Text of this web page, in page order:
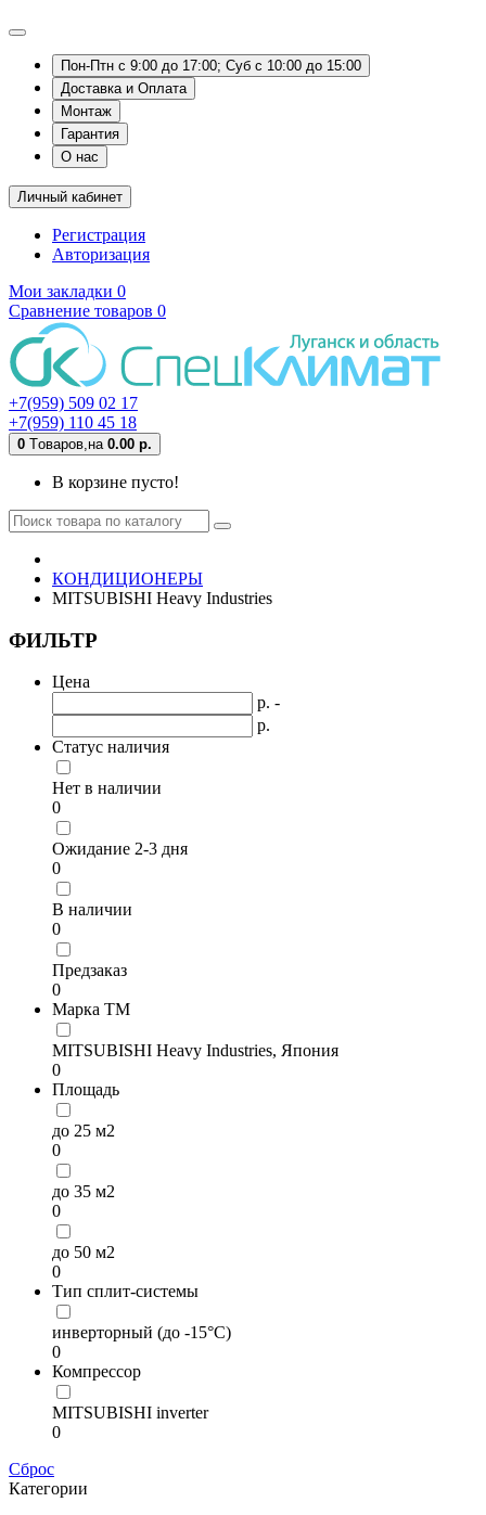
Пон-Птн с 9:00 до 17:00; Суб с 10:00 до 15:00
Доставка и Оплата
Монтаж
Гарантия
О нас
Личный кабинет
Регистрация
Авторизация
Мои закладки 0
Сравнение товаров 0
+7(959) 509 02 17
+7(959) 110 45 18
0 Tоваров,на 0.00 р.
В корзине пусто!
КОНДИЦИОНЕРЫ
MITSUBISHI Heavy Industries
ФИЛЬТР
Цена
р. -
р.
Статус наличия
Нет в наличии
0
Ожидание 2-3 дня
0
В наличии
0
Предзаказ
0
Марка ТМ
MITSUBISHI Heavy Industries, Япония
0
Площадь
до 25 м2
0
до 35 м2
0
до 50 м2
0
Тип сплит-системы
инверторный (до -15°С)
0
Компрессор
MITSUBISHI inverter
0
Сброс
Категории